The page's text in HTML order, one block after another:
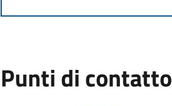
Punti di contatto